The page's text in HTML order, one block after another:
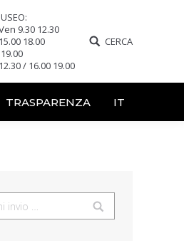
9.30 12.30
18.00
/ 16.00 19.00
CERCA
TRASPARENZA IT